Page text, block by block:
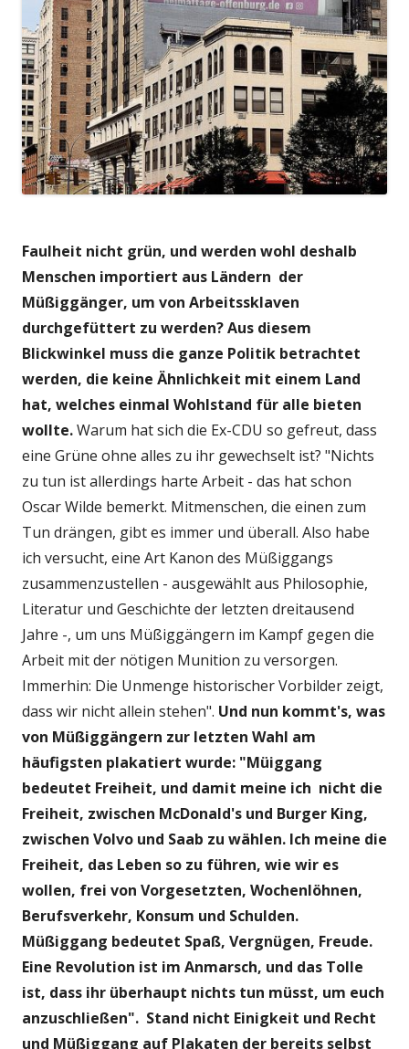
Faulheit nicht grün, und werden wohl deshalb
Menschen importiert aus Ländern der
Müßiggänger, um von Arbeitssklaven
durchgefüttert zu werden? Aus diesem
Blickwinkel muss die ganze Politik betrachtet
werden, die keine Ähnlichkeit mit einem Land
hat, welches einmal Wohlstand für alle bieten
wollte.Warum hat sich die Ex-CDU so gefreut, dass
eine Grüne ohne alles zu ihr gewechselt ist? "Nichts
zu tun ist allerdings harte Arbeit - das hat schon
Oscar Wilde bemerkt. Mitmenschen, die einen zum
Tun drängen, gibt es immer und überall. Also habe
ich versucht, eine Art Kanon des Müßiggangs
zusammenzustellen - ausgewählt aus Philosophie,
Literatur und Geschichte der letzten dreitausend
Jahre -, um uns Müßiggängern im Kampf gegen die
Arbeit mit der nötigen Munition zu versorgen.
Immerhin: Die Unmenge historischer Vorbilder zeigt,
dass wir nicht allein stehen". Und nun kommt's, was
von Müßiggängern zur letzten Wahl am
häufigsten plakatiert wurde: "Müiggang
bedeutet Freiheit, und damit meine ich nicht die
Freiheit, zwischen McDonald's und Burger King,
zwischen Volvo und Saab zu wählen. Ich meine die
Freiheit, das Leben so zu führen, wie wir es
wollen, frei von Vorgesetzten, Wochenlöhnen,
Berufsverkehr, Konsum und Schulden.
Müßiggang bedeutet Spaß, Vergnügen, Freude.
Eine Revolution ist im Anmarsch, und das Tolle
ist, dass ihr überhaupt nichts tun müsst, um euch
anzuschließen". Stand nicht Einigkeit und Recht
und Müßiggang auf Plakaten der bereits selbst